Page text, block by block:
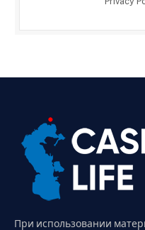
При использовании